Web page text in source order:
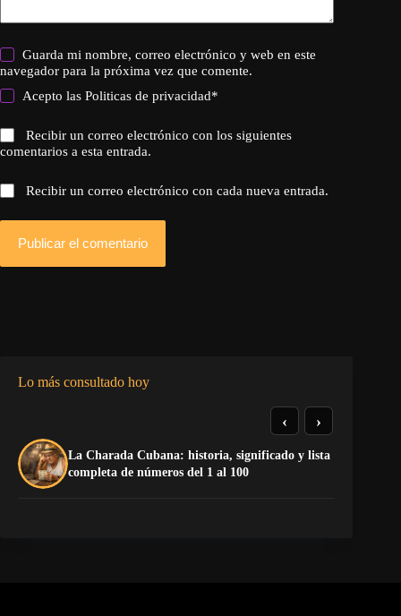
Guarda mi nombre, correo electrónico y web en este
navegador para la próxima vez que comente.
Acepto lasPoliticas de privacidad*
Recibir un correo electrónico con los siguientes
comentarios a esta entrada.
Recibir un correo electrónico con cada nueva entrada.
Publicar el comentario
Lo más consultado hoy
La Charada Cubana: historia, significado y lista
completa de números del 1 al 100
‹ ›